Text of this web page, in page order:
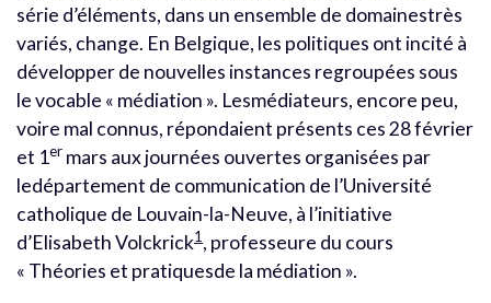
série d’éléments, dans un ensemble de domainestrès
variés, change. En Belgique, les politiques ont incité à
développer de nouvelles instances regroupées sous
le vocable « médiation ». Lesmédiateurs, encore peu,
voire mal connus, répondaient présents ces 28 février
et 1er mars aux journées ouvertes organisées par
ledépartement de communication de l’Université
catholique de Louvain-la-Neuve, à l’initiative
d’Elisabeth Volckrick1 , professeure du cours
« Théories et pratiquesde la médiation ».